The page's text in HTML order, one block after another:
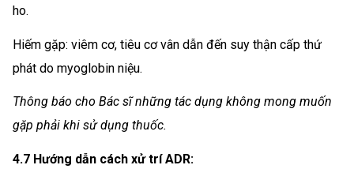
ho.
Hiếm gặp: viêm cơ, tiêu cơ vân dẫn đến suy thận cấp thứ
phát do myoglobin niệu.
Thông báo cho Bác sĩ những tác dụng không mong muốn
gặp phải khi sử dụng thuốc.
4.7 Hướng dẫn cách xử trí ADR: